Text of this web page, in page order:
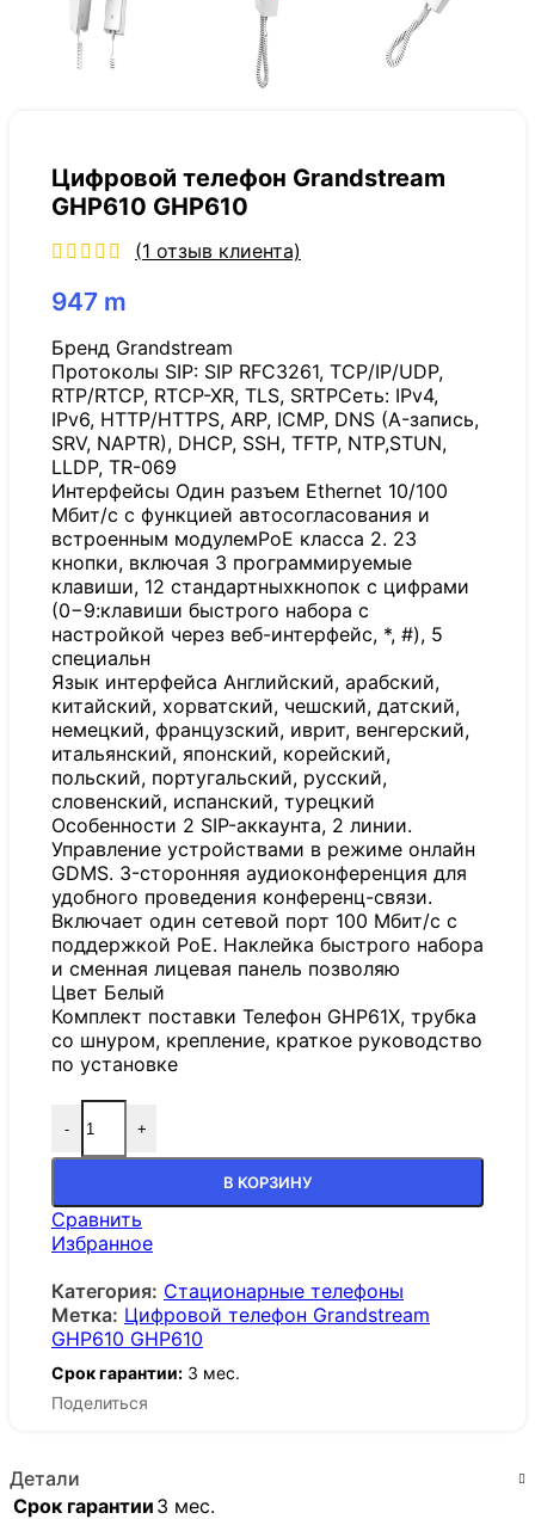
Цифровой телефон Grandstream
GHP610 GHP610
(1 отзыв клиента)
947 m
Бренд Grandstream
Протоколы SIP: SIP RFC3261, TCP/IP/UDP,
RTP/RTCP, RTCP-XR, TLS, SRTPСеть: IPv4,
IPv6, HTTP/HTTPS, ARP, ICMP, DNS (A-запись,
SRV, NAPTR), DHCP, SSH, TFTP, NTP,STUN,
LLDP, TR-069
Интерфейсы Один разъем Ethernet 10/100
Мбит/с с функцией автосогласования и
встроенным модулемPoE класса 2. 23
кнопки, включая 3 программируемые
клавиши, 12 стандартныхкнопок с цифрами
(0−9:клавиши быстрого набора с
настройкой через веб-интерфейс, *, #), 5
специальн
Язык интерфейса Английский, арабский,
китайский, хорватский, чешский, датский,
немецкий, французский, иврит, венгерский,
итальянский, японский, корейский,
польский, португальский, русский,
словенский, испанский, турецкий
Особенности 2 SIP-аккаунта, 2 линии.
Управление устройствами в режиме онлайн
GDMS. 3-сторонняя аудиоконференция для
удобного проведения конференц-связи.
Включает один сетевой порт 100 Мбит/с с
поддержкой PoE. Наклейка быстрого набора
и сменная лицевая панель позволяю
Цвет Белый
Комплект поставки Телефон GHP61X, трубка
со шнуром, крепление, краткое руководство
по установке
- +
В КОРЗИНУ
Сравнить
Избранное
Категория: Стационарные телефоны
Метка: Цифровой телефон Grandstream
GHP610 GHP610
Срок гарантии: 3 мес.
Поделиться
Детали
Срок гарантии 3 мес.